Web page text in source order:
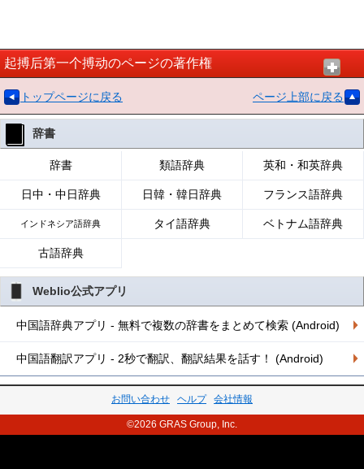
起搏后第一个搏动のページの著作権
トップページに戻る ページ上部に戻る
辞書
辞書 類語辞典 英和・和英辞典
日中・中日辞典 日韓・韓日辞典 フランス語辞典
インドネシア語辞典 タイ語辞典 ベトナム語辞典
古語辞典
Weblio公式アプリ
中国語辞典アプリ - 無料で複数の辞書をまとめて検索 (Android)
中国語翻訳アプリ - 2秒で翻訳、翻訳結果を話す！ (Android)
お問い合わせ ヘルプ 会社情報
©2026 GRAS Group, Inc.